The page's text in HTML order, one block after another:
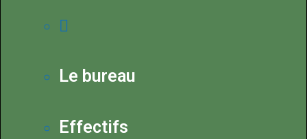
Le bureau
Effectifs